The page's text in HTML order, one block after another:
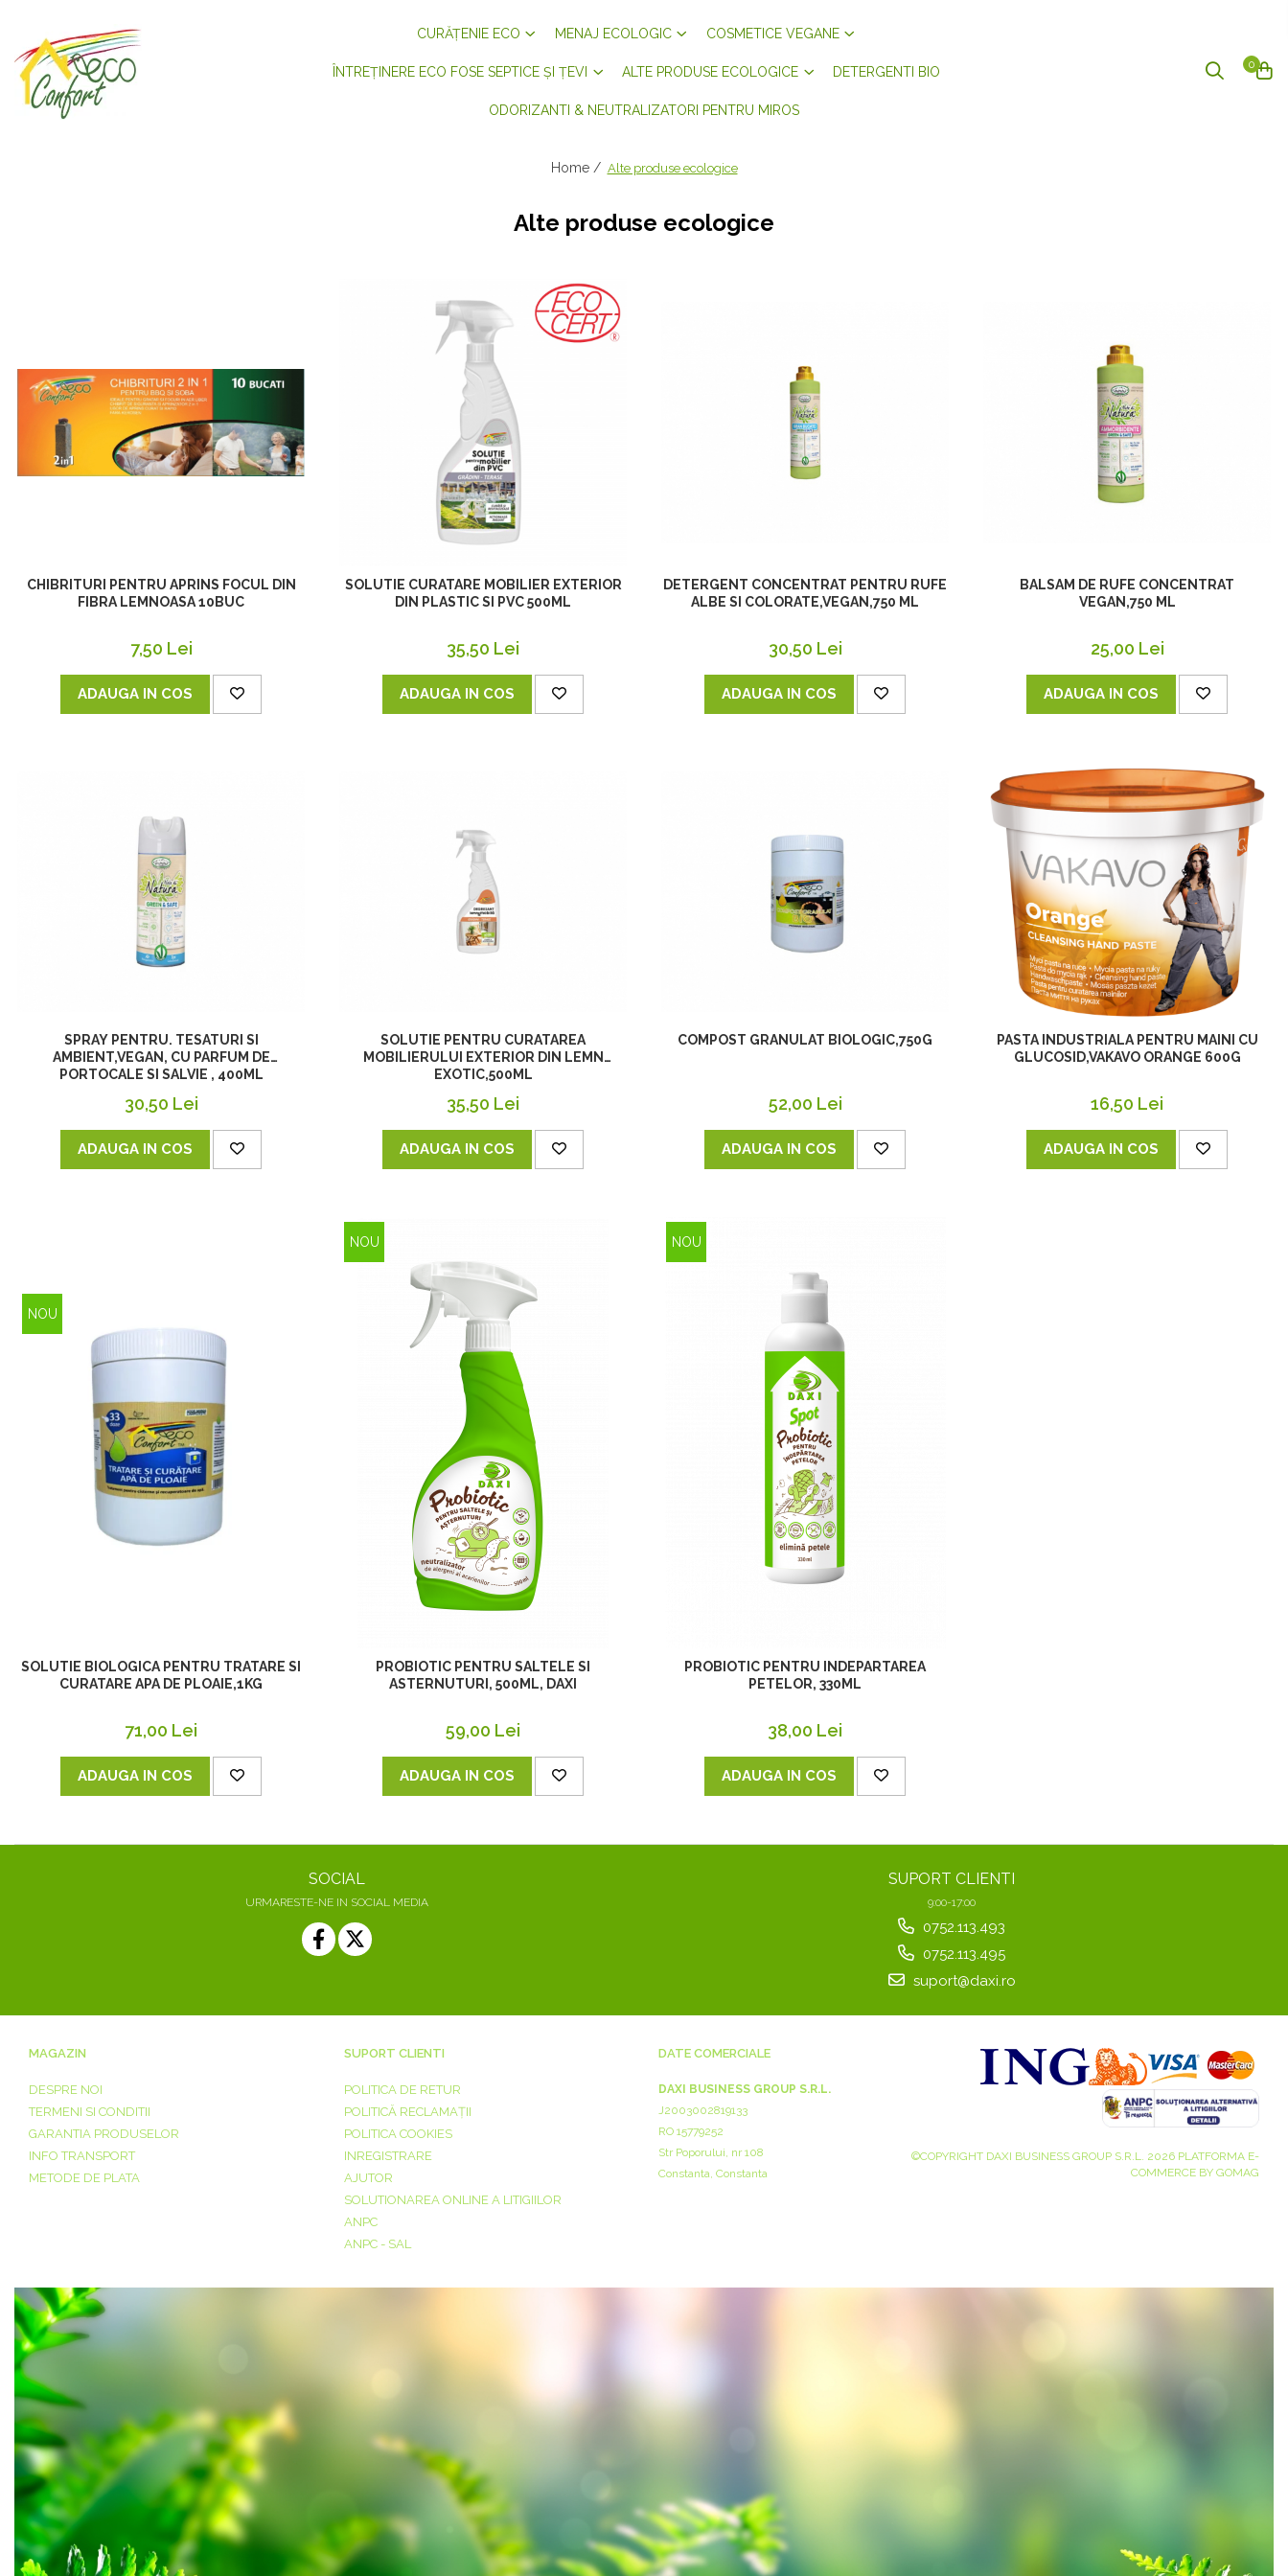
CURĂȚENIE ECO MENAJ ECOLOGIC COSMETICE VEGANE
ÎNTREȚINERE ECO FOSE SEPTICE ȘI ȚEVI ALTE PRODUSE ECOLOGICE DETERGENTI BIO
ODORIZANTI & NEUTRALIZATORI PENTRU MIROS
0
Home / Alte produse ecologice
Alte produse ecologice
CHIBRITURI PENTRU APRINS FOCUL DIN
FIBRA LEMNOASA 10BUC
7,50 Lei
ADAUGA IN COS
SOLUTIE CURATARE MOBILIER EXTERIOR
DIN PLASTIC SI PVC 500ML
35,50 Lei
ADAUGA IN COS
DETERGENT CONCENTRAT PENTRU RUFE
ALBE SI COLORATE,VEGAN,750 ML
30,50 Lei
ADAUGA IN COS
BALSAM DE RUFE CONCENTRAT
VEGAN,750 ML
25,00 Lei
ADAUGA IN COS
SPRAY PENTRU. TESATURI SI
AMBIENT,VEGAN, CU PARFUM DE
PORTOCALE SI SALVIE , 400ML
30,50 Lei
ADAUGA IN COS
SOLUTIE PENTRU CURATAREA
MOBILIERULUI EXTERIOR DIN LEMN
EXOTIC,500ML
35,50 Lei
ADAUGA IN COS
COMPOST GRANULAT BIOLOGIC,750G
52,00 Lei
ADAUGA IN COS
PASTA INDUSTRIALA PENTRU MAINI CU
GLUCOSID,VAKAVO ORANGE 600G
16,50 Lei
ADAUGA IN COS
NOU
SOLUTIE BIOLOGICA PENTRU TRATARE SI
CURATARE APA DE PLOAIE,1KG
71,00 Lei
ADAUGA IN COS
NOU
PROBIOTIC PENTRU SALTELE SI
ASTERNUTURI, 500ML, DAXI
59,00 Lei
ADAUGA IN COS
NOU
PROBIOTIC PENTRU INDEPARTAREA
PETELOR, 330ML
38,00 Lei
ADAUGA IN COS
SOCIAL
URMARESTE-NE IN SOCIAL MEDIA
SUPORT CLIENTI
9:00-17:00
0752.113.493
0752.113.495
suport@daxi.ro
MAGAZIN
DESPRE NOI
TERMENI SI CONDITII
GARANTIA PRODUSELOR
INFO TRANSPORT
METODE DE PLATA
SUPORT CLIENTI
POLITICA DE RETUR
POLITICĂ RECLAMAȚII
POLITICA COOKIES
INREGISTRARE
AJUTOR
SOLUTIONAREA ONLINE A LITIGIILOR
ANPC
ANPC - SAL
DATE COMERCIALE
DAXI BUSINESS GROUP S.R.L.
J2003002819133
RO 15779252
Str Poporului, nr 108
Constanta, Constanta
©COPYRIGHT DAXI BUSINESS GROUP S.R.L. 2026 PLATFORMA E-
COMMERCE BY GOMAG